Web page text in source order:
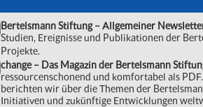
Bertelsmann Stiftung – Allgemeiner
Studien, Ereignisse und Publikationen der
Projekte.
change – Das Magazin der Bertelsmann
ressourcenschonend und komfortabel als
berichten wir über die Themen der
Initiativen und zukünftige Entwicklungen